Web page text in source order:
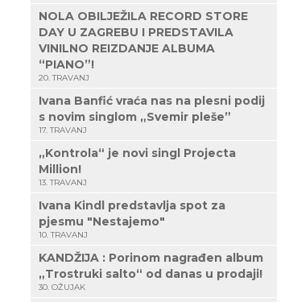
NOLA OBILJEŽILA RECORD STORE
DAY U ZAGREBU I PREDSTAVILA
VINILNO REIZDANJE ALBUMA
“PIANO”!
20. TRAVANJ
Ivana Banfić vraća nas na plesni podij
s novim singlom „Svemir pleše”
17. TRAVANJ
„Kontrola“ je novi singl Projecta
Million!
13. TRAVANJ
Ivana Kindl predstavlja spot za
pjesmu "Nestajemo"
10. TRAVANJ
KANDŽIJA : Porinom nagrađen album
„Trostruki salto“ od danas u prodaji!
30. OŽUJAK